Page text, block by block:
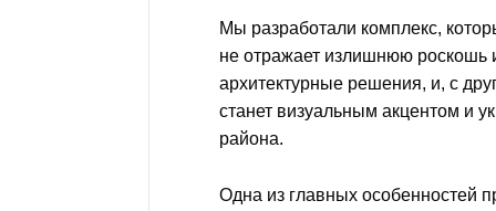
Мы разработали комплекс,
не отражает излишнюю роскошь
архитектурные решения, и, с
станет визуальным акцентом и
района.
Одна из главных особенностей